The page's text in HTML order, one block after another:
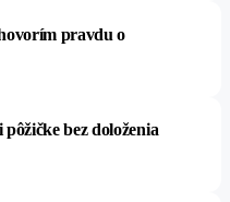
pravdu o
bez doloženia